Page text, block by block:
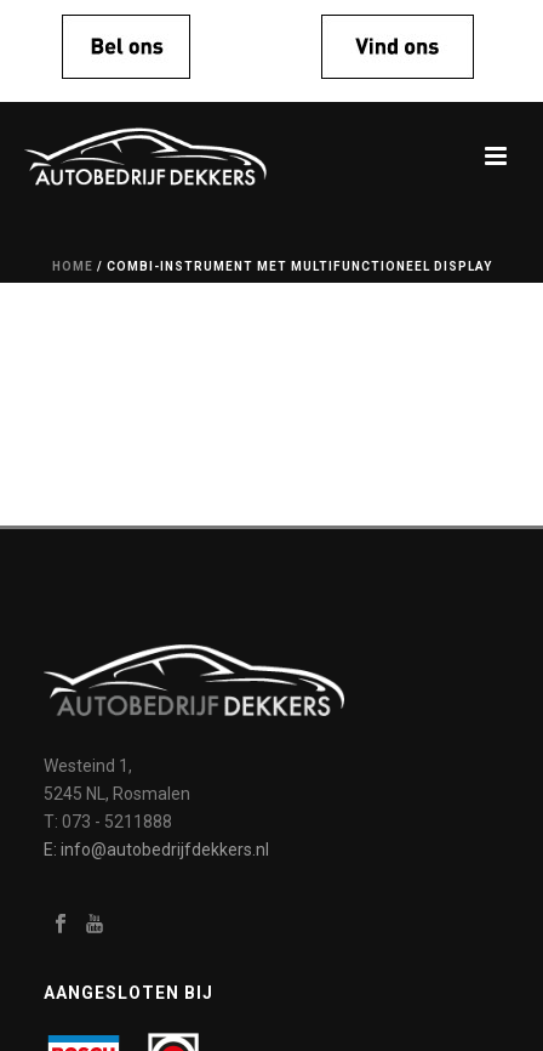
HOME / COMBI-INSTRUMENT MET MULTIFUNCTIONEEL DISPLAY
Westeind 1,
5245 NL, Rosmalen
T: 073 - 5211888
E: info@autobedrijfdekkers.nl
AANGESLOTEN BIJ